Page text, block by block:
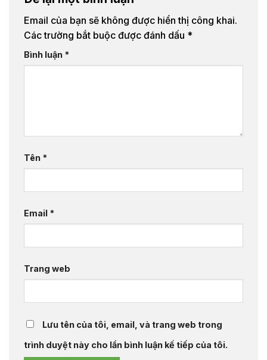
Email của bạn sẽ không được hiển thị công khai.
Các trường bắt buộc được đánh dấu *
Bình luận *
Tên *
Email *
Trang web
Lưu tên của tôi, email, và trang web trong
trình duyệt này cho lần bình luận kế tiếp của tôi.